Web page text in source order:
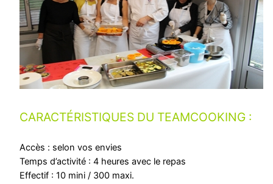
CARACTÉRISTIQUES DU TEAMCOOKING :
Accès : selon vos envies
Temps d’activité : 4 heures avec le repas
Effectif : 10 mini / 300 maxi.